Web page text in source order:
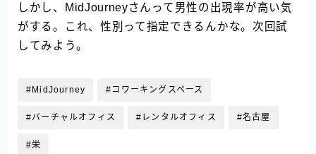
しかし、MidJourneyさんって男性の出現率が高い気
がする。これ、性別って指定できるんかな。次回試
してみよう。
#MidJourney #コワーキングスペース
#バーチャルオフィス #レンタルオフィス #名古屋
#栄